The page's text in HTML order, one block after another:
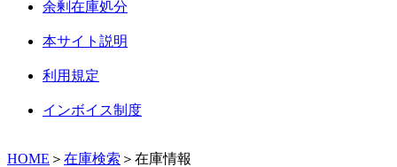
余剰在庫処分
本サイト説明
利用規定
インボイス制度
HOME ＞ 在庫検索 ＞在庫情報